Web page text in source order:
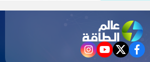
facebook
twitter
youtube
instagram